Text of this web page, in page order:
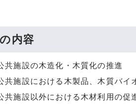
内容
共施設の木造化・木質化の推進
共施設における木製品、木質バイ
共施設以外における木材利用の促